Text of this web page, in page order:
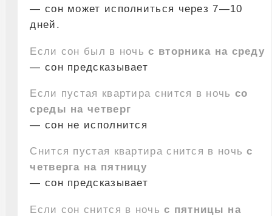
— сон может исполниться через 7—10
дней.
Если сон был в ночьс вторника на среду
— сон предсказывает
Если пустая квартира снится в ночь со
среды на четверг
— сон не исполнится
Снится пустая квартира снится в ночьс
четверга на пятницу
— сон предсказывает
Если сон снится в ночьс пятницы на